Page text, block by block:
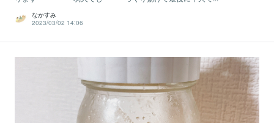
なかすみ
2023/03/02 14:06